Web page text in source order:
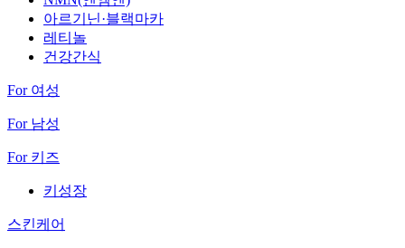
아르기닌·블랙마카
레티놀
건강간식
For 여성
For 남성
For 키즈
키성장
스킨케어